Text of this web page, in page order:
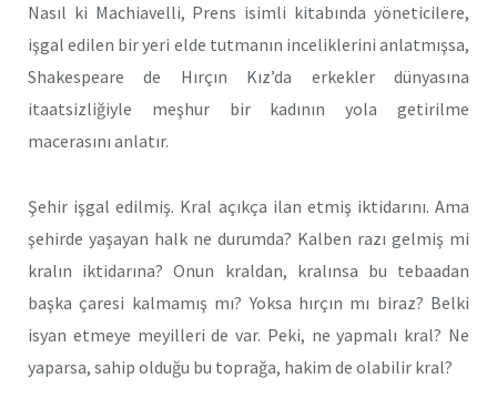
Nasıl ki Machiavelli, Prens isimli kitabında yöneticilere,
işgal edilen bir yeri elde tutmanın inceliklerini anlatmışsa,
Shakespeare de Hırçın Kız’da erkekler dünyasına
itaatsizliğiyle meşhur bir kadının yola getirilme
macerasını anlatır.
Şehir işgal edilmiş. Kral açıkça ilan etmiş iktidarını. Ama
şehirde yaşayan halk ne durumda? Kalben razı gelmiş mi
kralın iktidarına? Onun kraldan, kralınsa bu tebaadan
başka çaresi kalmamış mı? Yoksa hırçın mı biraz? Belki
isyan etmeye meyilleri de var. Peki, ne yapmalı kral? Ne
yaparsa, sahip olduğu bu toprağa, hakim de olabilir kral?